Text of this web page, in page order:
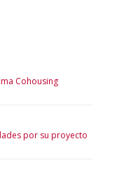
Cohousing
por su proyecto